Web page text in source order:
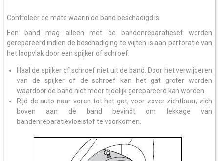
Controleer de mate waarin de band beschadigd is.
Een band mag alleen met de bandenreparatieset worden
gerepareerd indien de beschadiging te wijten is aan perforatie van
het loopvlak door een spijker of schroef.
Haal de spijker of schroef niet uit de band. Door het verwijderen
van de spijker of de schroef kan het gat groter worden
waardoor de band niet meer tijdelijk gerepareerd kan worden.
Rijd de auto naar voren tot het gat, voor zover zichtbaar, zich
boven aan de band bevindt om lekkage van
bandenreparatievloeistof te voorkomen.